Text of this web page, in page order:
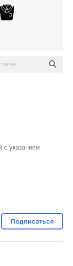
с указанием
Подписаться